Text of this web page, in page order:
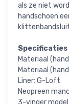
als ze niet
handschoen
Specificaties
Materiaal
Materiaal
Liner: G-Loft
Neopreen